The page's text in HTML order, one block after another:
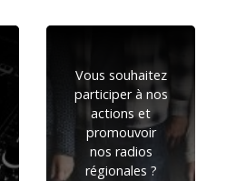
Vous souhaitez
participer à nos
actions et
promouvoir
nos radios
régionales ?